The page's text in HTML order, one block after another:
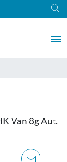
Van 8g Aut.